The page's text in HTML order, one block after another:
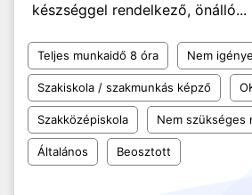
készséggel rendelkező, önálló...
Teljes munkaidő 8 óra Nem
Szakiskola / szakmunkás képző
Szakközépiskola Nem szükséges
Általános Beosztott